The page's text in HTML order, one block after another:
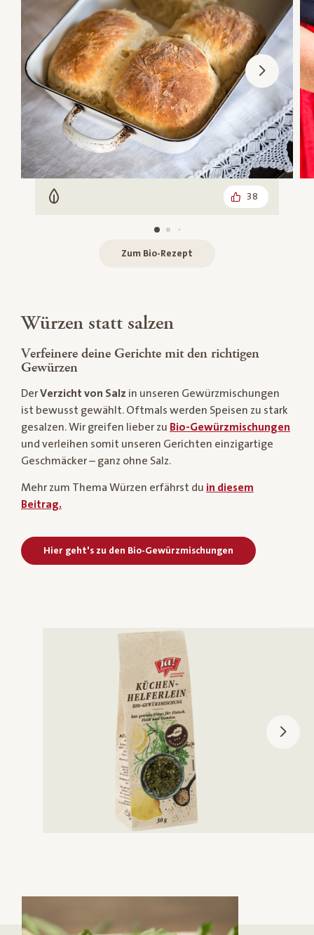
Vegetarisch 38
Zum Bio-Rezept
Würzen statt salzen
Verfeinere deine Gerichte mit den richtigen
Gewürzen
DerVerzicht von Salz in unseren Gewürzmischungen
ist bewusst gewählt. Oftmals werden Speisen zu stark
gesalzen. Wir greifen lieber zu Bio-Gewürzmischungen
und verleihen somit unseren Gerichten einzigartige
Geschmäcker – ganz ohne Salz.
Mehr zum Thema Würzen erfährst du in diesem
Beitrag.
Hier geht's zu den Bio-Gewürzmischungen